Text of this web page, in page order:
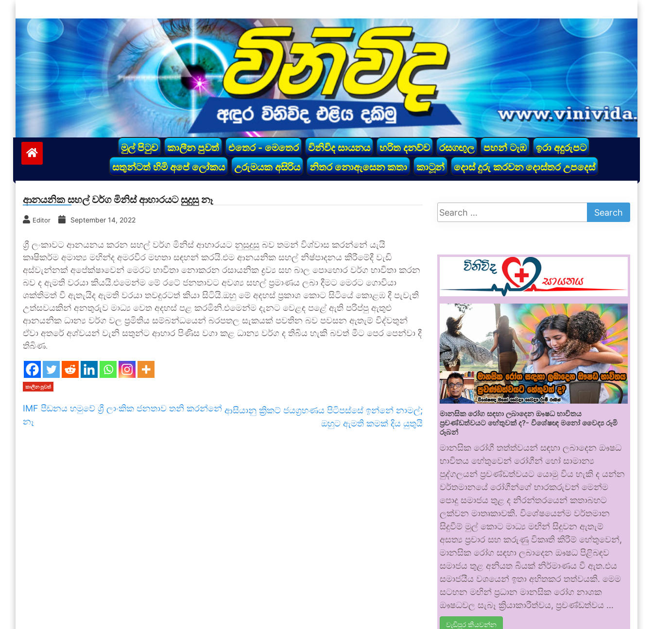
to
content
vinivida.lk
මුල් පිටුව කාලීන පුවත් එතෙර - මෙතෙර විනිවිද සායනය හරිත දනව්ව රසගඟුල පහන් ටැඹ
ඉරා අදුරුපට
සතුන්ටත් හිමි අපේ ලෝකය
උරුමයක අසිරිය නිතර නොඇසෙන කතා කාටූන් දොස් දුරු කරවන දොස්තර උපදෙස්
ආනයනික සහල් වර්ග මිනිස් ආහාරයට සුදුසු නෑ
Editor September 14, 2022
ශ්‍රී ලංකාවට ආනයනය කරන සහල් වර්ග මිනිස් ආහාරයට නුසුදුසු බව තමන් විශ්වාස කරන්නේ යැයි
කෘෂිකර්ම අමාත්‍ය මහින්ද අමරවීර මහතා සඳහන් කරයි.එම ආනයනික සහල් නිෂ්පාදනය කිරීමේදී වැඩි
අස්වැන්නක් අපේක්ෂාවෙන් මෙරට භාවිතා නොකරන රසායනික ද්‍රව්‍ය සහ බාල පොහොර වර්ග භාවිතා කරන
බව ද ඇමති වරයා කියයි.එමෙන්ම මේ රටේ ජනතාවට අවශ්‍ය සහල් ප්‍රමාණය ලබා දීමට මෙරට ගොවියා
ශක්තිමත් වී ඇතැයිද ඇමති වරයා තවදුරටත් කියා සිටියි.ඔහු මේ අදහස් ප්‍රකාශ කොට සිටියේ කොළඹ දී පැවැති
උත්සවයකින් අනතුරුව මාධ්‍ය වෙත අදහස් පළ කරමිනි.එමෙන්ම දැනට වෙළඳ පළේ ඇති පරිප්පු ඇතුළු
ආනයනික ධාන්‍ය වර්ග වල ප්‍රමිතිය සම්බන්ධයෙන් බරපතල සැකයක් පවතින බව පවසන ඇතැම් විද්වතුන්
ඒවා අතරේ අශ්වයන් වැනි සතුන්ට ආහාර පිණිස වගා කළ ධාන්‍ය වර්ග ද තිබිය හැකි බවත් මීට පෙර පෙන්වා දී
තිබිණ.
කාලීන පුවත්
IMF පීඩනය හමුවේ ශ්‍රී ලාංකික ජනතාව තනි කරන්නේ
නෑ
ආසියානු ක්‍රිකට් ජයග්‍රහණය පිටිපස්සේ ඉන්නේ නාමල්;
ඔහුට ඇමති කමක් දිය යුතුයි
මානසික රෝග සඳහා ලබාදෙන ඖෂධ භාවිතය
ප්‍රචණ්ඩත්වයට හේතුවක් ද?- විශේෂඥ මනෝ වෛද්‍ය රූමි
රූබන්
මානසික රෝගී තත්ත්වයන් සඳහා ලබාදෙන ඖෂධ
භාවිතය හේතුවෙන් රෝගීන් හෝ සාමාන්‍ය
පුද්ගලයන් ප්‍රචණ්ඩත්වයට යොමු විය හැකි ද යන්න
වර්තමානයේ රෝගීන්ගේ භාරකරුවන් මෙන්ම
පොදු සමාජය තුළ ද නිරන්තරයෙන් කතාබහට
ලක්වන මාතෘකාවකි. විශේෂයෙන්ම වර්තමාන
සිදුවීම් මුල් කොට මාධ්‍ය මඟින් සිදුවන ඇතැම්
අසත්‍ය ප්‍රචාර සහ කරුණු විකෘති කිරීම් හේතුවෙන්,
මානසික රෝග සඳහා ලබාදෙන ඖෂධ පිළිබඳව
සමාජය තුළ අනියත බියක් නිර්මාණය වී ඇත.එය
සමාජයීය වශයෙන් ඉතා අහිතකර තත්වයකි. මෙම
සටහන මඟින් ප්‍රධාන මානසික රෝග නාශක
ඖෂධවල සැබෑ ක්‍රියාකාරීත්වය, ප්‍රචණ්ඩත්වය …
වැඩිපුර කියවන්න